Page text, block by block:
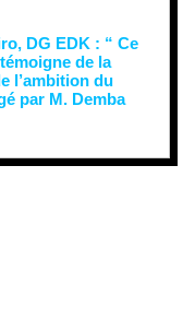
DG EDK : “ Ce
de la
l’ambition du
par M. Demba